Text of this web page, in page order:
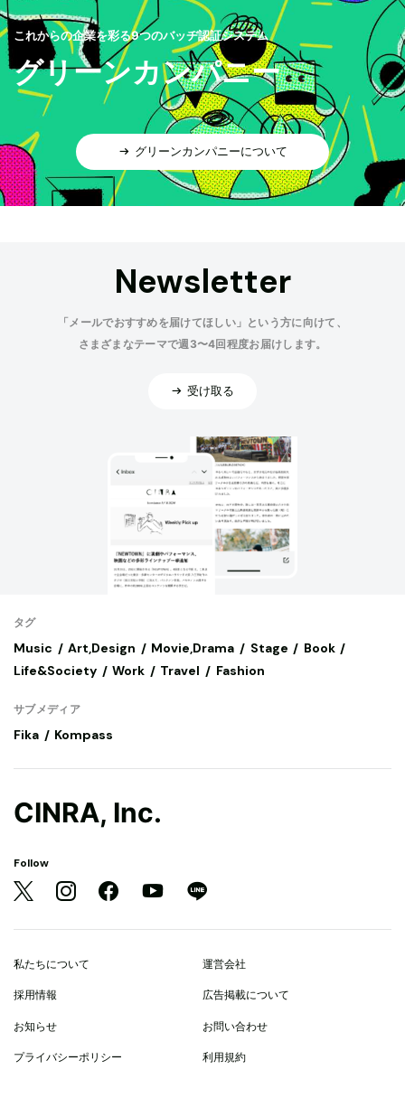
これからの企業を彩る9つのバッヂ認証システム
グリーンカンパニー
グリーンカンパニーについて
Newsletter
「メールでおすすめを届けてほしい」という方に向けて、
さまざまなテーマで週3〜4回程度お届けします。
受け取る
タグ
Music Art,Design Movie,Drama Stage
Book
Life&Society
Work Travel Fashion
サブメディア
Fika Kompass
CINRA, Inc.
Follow
私たちについて 運営会社
採用情報 広告掲載について
お知らせ お問い合わせ
プライバシーポリシー 利用規約